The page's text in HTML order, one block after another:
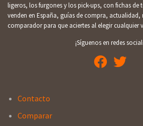
ligeros, los furgones y los pick-ups, con fichas de
venden en España, guías de compra, actualidad,
comparador para que aciertes al elegir cualquier
¡Síguenos en redes
Contacto
Comparar